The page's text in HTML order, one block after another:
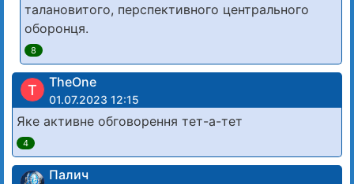
талановитого, перспективного центрального
оборонця.
8
T TheOne
01.07.2023 12:15
Яке активне обговорення тет-а-тет
4
Палич